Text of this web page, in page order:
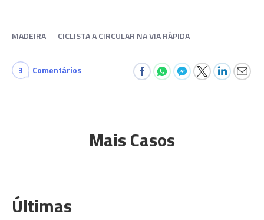
MADEIRA CICLISTA A CIRCULAR NA VIA RÁPIDA
3 Comentários
Mais Casos
Últimas